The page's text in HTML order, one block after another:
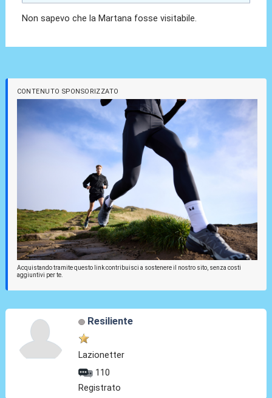
Non sapevo che la Martana fosse visitabile.
CONTENUTO SPONSORIZZATO
Acquistando tramite questo link contribuisci a sostenere il nostro sito, senza costi
aggiuntivi per te.
Resiliente
Lazionetter
110
Registrato